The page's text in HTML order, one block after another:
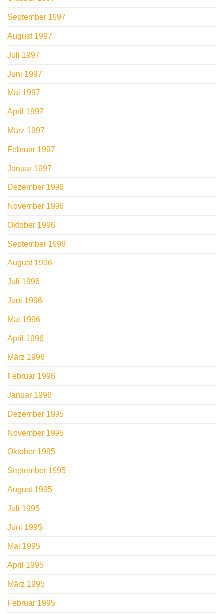
September 1997
August 1997
Juli 1997
Juni 1997
Mai 1997
April 1997
März 1997
Februar 1997
Januar 1997
Dezember 1996
November 1996
Oktober 1996
September 1996
August 1996
Juli 1996
Juni 1996
Mai 1996
April 1996
März 1996
Februar 1996
Januar 1996
Dezember 1995
November 1995
Oktober 1995
September 1995
August 1995
Juli 1995
Juni 1995
Mai 1995
April 1995
März 1995
Februar 1995